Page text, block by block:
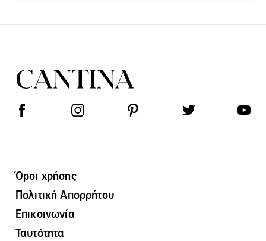
Όροι χρήσης
Πολιτική Απορρήτου
Επικοινωνία
Ταυτότητα